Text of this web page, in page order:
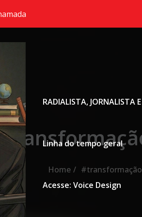
RADIALISTA, JORNALISTA
Linha do tempo geral
Acesse: Voice Design
Home